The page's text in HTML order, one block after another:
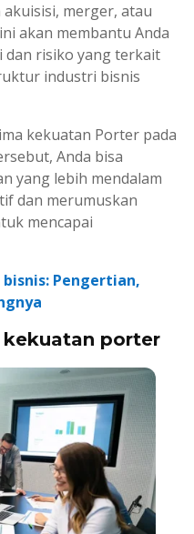
merger, atau
akan membantu Anda
risiko yang terkait
industri bisnis
kekuatan Porter pada
Anda bisa
yang lebih mendalam
dan merumuskan
mencapai
Pengertian,
porter